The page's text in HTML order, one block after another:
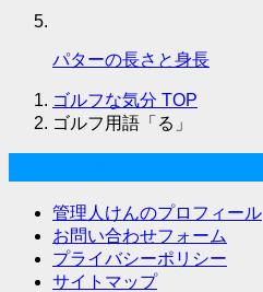
パターの長さと身長
ゴルフな気分 TOP
ゴルフ用語「る」
管理人けんのプロフィール
お問い合わせフォーム
プライバシーポリシー
サイトマップ